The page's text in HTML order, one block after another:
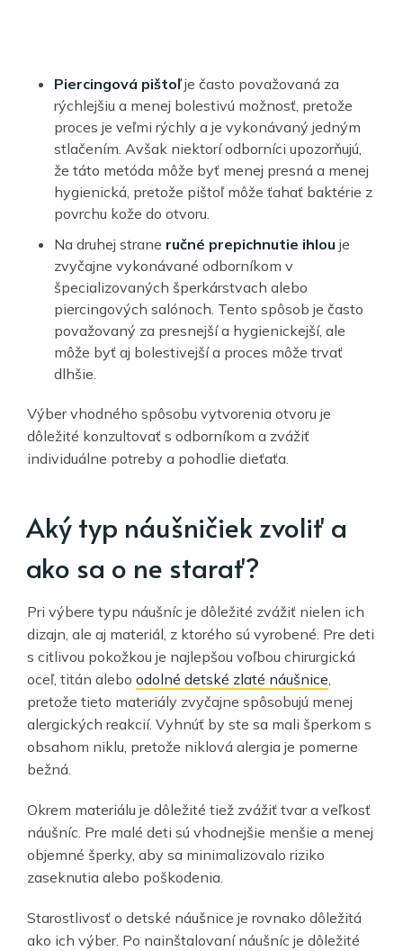
Piercingová pištoľje často považovaná za
rýchlejšiu a menej bolestivú možnosť, pretože
proces je veľmi rýchly a je vykonávaný jedným
stlačením. Avšak niektorí odborníci upozorňujú,
že táto metóda môže byť menej presná a menej
hygienická, pretože pištoľ môže ťahať baktérie z
povrchu kože do otvoru.
Na druhej strane ručné prepichnutie ihlou je
zvyčajne vykonávané odborníkom v
špecializovaných šperkárstvach alebo
piercingových salónoch. Tento spôsob je často
považovaný za presnejší a hygienickejší, ale
môže byť aj bolestivejší a proces môže trvať
dlhšie.
Výber vhodného spôsobu vytvorenia otvoru je
dôležité konzultovať s odborníkom a zvážiť
individuálne potreby a pohodlie dieťaťa.
Aký typ náušničiek zvoliť a
ako sa o ne starať?
Pri výbere typu náušníc je dôležité zvážiť nielen ich
dizajn, ale aj materiál, z ktorého sú vyrobené. Pre deti
s citlivou pokožkou je najlepšou voľbou chirurgická
oceľ, titán alebo odolné detské zlaté náušnice
pretože tieto materiály zvyčajne spôsobujú menej
alergických reakcií. Vyhnúť by ste sa mali šperkom s
obsahom niklu, pretože niklová alergia je pomerne
bežná.
Okrem materiálu je dôležité tiež zvážiť tvar a veľkosť
náušníc. Pre malé deti sú vhodnejšie menšie a menej
objemné šperky, aby sa minimalizovalo riziko
zaseknutia alebo poškodenia.
Starostlivosť o detské náušnice je rovnako dôležitá
ako ich výber. Po nainštalovaní náušníc je dôležité